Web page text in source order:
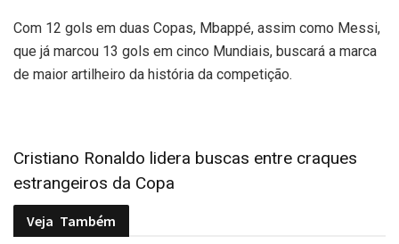
Com 12 gols em duas Copas, Mbappé, assim como Messi,
que já marcou 13 gols em cinco Mundiais, buscará a marca
de maior artilheiro da história da competição.
Cristiano Ronaldo lidera buscas entre craques
estrangeiros da Copa
Veja Também